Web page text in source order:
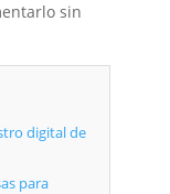
sin
digital de
para